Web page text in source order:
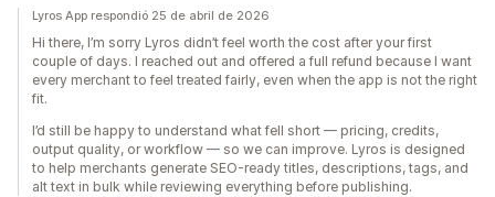
Lyros App respondió 25 de abril de 2026
Hi there, I’m sorry Lyros didn’t feel worth the cost after your first
couple of days. I reached out and offered a full refund because I want
every merchant to feel treated fairly, even when the app is not the right
fit.
I’d still be happy to understand what fell short — pricing, credits,
output quality, or workflow — so we can improve. Lyros is designed
to help merchants generate SEO-ready titles, descriptions, tags, and
alt text in bulk while reviewing everything before publishing.